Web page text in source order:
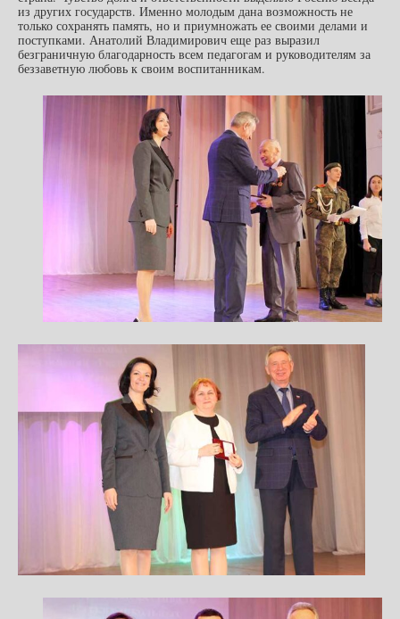
из других государств. Именно молодым дана возможность не
только сохранять память, но и приумножать ее своими делами и
поступками. Анатолий Владимирович еще раз выразил
безграничную благодарность всем педагогам и руководителям за
беззаветную любовь к своим воспитанникам.